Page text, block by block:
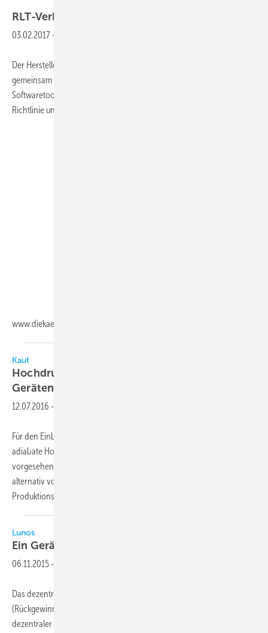
RLT-Verband:
03.02.2017 -
Der Herstellerverband Raumlufttechnische Geräte e. V. hat
gemeinsam mit dem Umweltcampus Birkenfeld ein neues
Softwaretool zur Klassifizierung von RLT-Geräten nach Ökodesign-
Richtlinie und RLT-Richtlinie 01 entwickelt.
www.diekaelte.de/gentner.dll/PL_102988_745325
Kaut
Hochdruckdüsenbefeuchter: Direkt oder in
Geräten
12.07.2016 -
Für den Einbau in RLT-Geräte und zur Direktraumbefeuchtung ist der
adiabate Hochdruckdüsenbefeuchter von DriSteem (Vertrieb Kaut)
vorgesehen. Für den Einbau liegen die Düsenstöcke lose vor,
alternativ vormontiert in ein Gerätebauteil gemäß VDI 6022. Für
Produktionshallen oder Lagerräume gibt
Lunos
Ein Gerät versorgt mehrere
06.11.2015 -
Das dezentrale Wärmerückgewinnungsgerät Nexxt von Lunos
(Rückgewinnungsgrad bis 90 Prozent) vereint die Vorteile von
dezentraler und zentraler Steuerung und arbeitet besonders leise.